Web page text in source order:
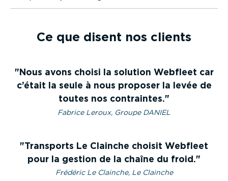
Ce que disent nos clients
Nous avons choisi la solution Webfleet car
c’était la seule à nous proposer la levée de
toutes nos contraintes.
Fabrice Leroux, Groupe DANIEL
Transports Le Clainche choisit Webfleet
pour la gestion de la chaîne du froid.
Frédéric Le Clainche, Le Clainche